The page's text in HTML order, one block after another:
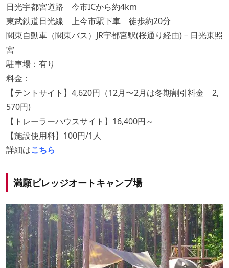
日光宇都宮道路 今市ICから約4km
東武鉄道日光線 上今市駅下車 徒歩約20分
関東自動車（関東バス）JR宇都宮駅(桜通り経由)－日光東照
宮
駐車場：有り
料金：
【テントサイト】4,620円（12月〜2月は冬期割引料金 2,
570円)
【トレーラーハウスサイト】16,400円～
【施設使用料】100円/1人
詳細はこちら
満願ビレッジオートキャンプ場